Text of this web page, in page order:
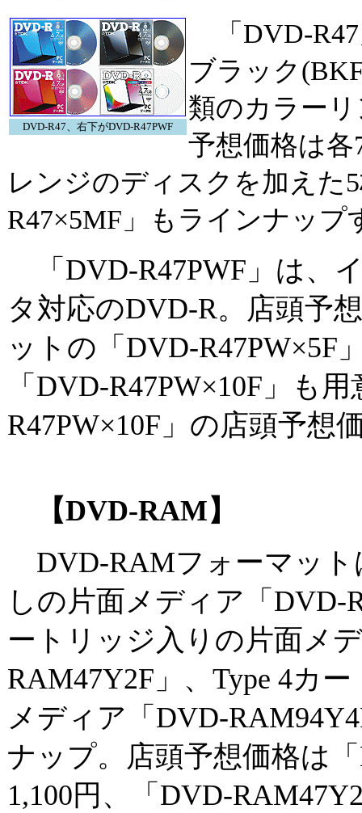
DVD-R47、右下がDVD-R47PWF
「DVD-R47
ブラック
類のカラー
予想価格は
レンジのディスクを加えた
R47×5MF」もラインナップ
「DVD-R47PWF」は、
タ対応のDVD-R。店頭予
ットの「DVD-R47PW×5F
「DVD-R47PW×10F」も
R47PW×10F」の店頭予想
【DVD-RAM】
DVD-RAMフォーマット
しの片面メディア「DVD-
ートリッジ入りの片面メ
RAM47Y2F」、Type 4カ
メディア「DVD-
ナップ。店頭予想価格は
1,100円、「DVD-